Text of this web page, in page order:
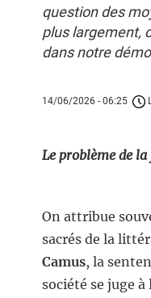
question des
plus largement,
dans notre
14/06/2026 - 06:25
Le problème de
On attribue
sacrés de la
Camus, la
société se juge à